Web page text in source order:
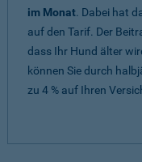
im Monat. Dabei hat
auf den Tarif. Der
dass Ihr Hund älter
können Sie durch
zu 4 % auf Ihren